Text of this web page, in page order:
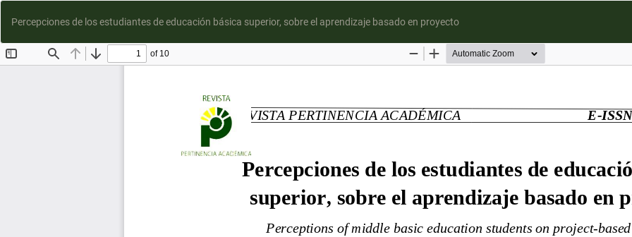
Percepciones de los estudiantes de educación básica superior, sobre el aprendizaje basado en proyecto